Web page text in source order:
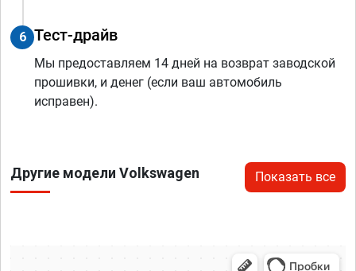
6 Тест-драйв
Мы предоставляем 14 дней на возврат заводской
прошивки, и денег (если ваш автомобиль
исправен).
Другие модели Volkswagen Показать все